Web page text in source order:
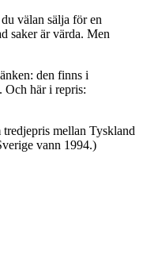
välan sälja för en
saker är värda. Men
den finns i
Och här i repris:
mellan Tyskland
vann 1994.)